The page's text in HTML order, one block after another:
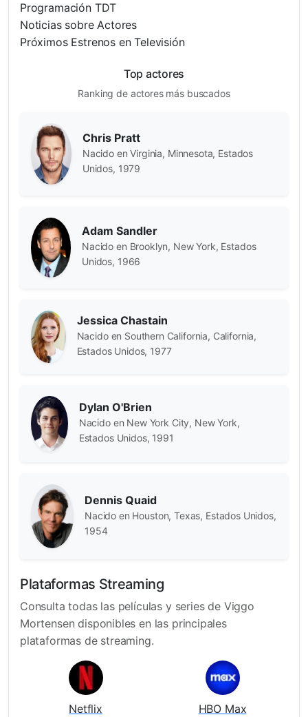
Programación TDT
Noticias sobre Actores
Próximos Estrenos en Televisión
Top actores
Ranking de actores más buscados
Chris Pratt
Nacido en Virginia, Minnesota, Estados
Unidos, 1979
Adam Sandler
Nacido en Brooklyn, New York, Estados
Unidos, 1966
Jessica Chastain
Nacido en Southern California, California,
Estados Unidos, 1977
Dylan O'Brien
Nacido en New York City, New York,
Estados Unidos, 1991
Dennis Quaid
Nacido en Houston, Texas, Estados Unidos,
1954
Plataformas Streaming
Consulta todas las películas y series de Viggo
Mortensen disponibles en las principales
plataformas de streaming.
Netflix HBO Max